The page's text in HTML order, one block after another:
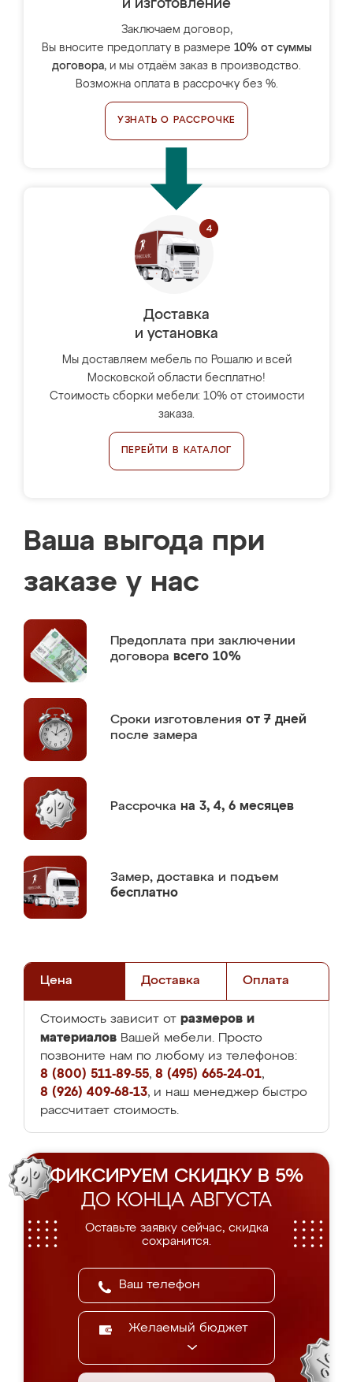
и изготовление
Заключаем договор,
Вы вносите предоплату в размере 10% от суммы
договора, и мы отдаём заказ в производство.
Возможна оплата в рассрочку без %.
УЗНАТЬ О РАССРОЧКЕ
Доставка
и установка
Мы доставляем мебель по Рошалю и всей
Московской области бесплатно!
Стоимость сборки мебели: 10% от стоимости
заказа.
ПЕРЕЙТИ В КАТАЛОГ
Ваша выгода при
заказе у нас
Предоплата при заключении
договора всего 10%
Сроки изготовления от 7 дней
после замера
Рассрочка на 3, 4, 6 месяцев
Замер, доставка и подъем
бесплатно
Цена Доставка Оплата
Стоимость зависит от размеров и
материалов Вашей мебели. Просто
позвоните нам по любому из телефонов:
8 (800) 511-89-55, 8 (495) 665-24-01,
8 (926) 409-68-13, и наш менеджер быстро
рассчитает стоимость.
ФИКСИРУЕМ СКИДКУ В 5%
ДО КОНЦА АВГУСТА
Оставьте заявку сейчас, скидка
сохранится.
Желаемый бюджет